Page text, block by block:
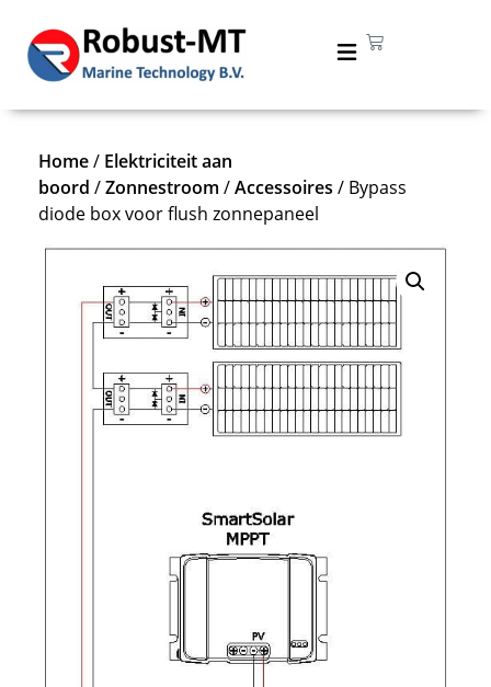
Home/ Elektriciteit aan
boord /Zonnestroom /Accessoires / Bypass
diode box voor flush zonnepaneel